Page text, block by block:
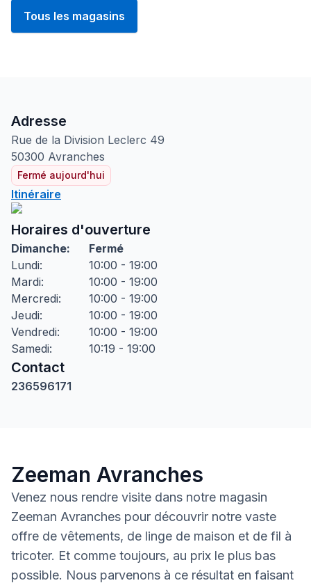
Tous les magasins
Adresse
Rue de la Division Leclerc 49
50300 Avranches
Fermé aujourd'hui
Itinéraire
Horaires d'ouverture
Dimanche:
Fermé
Lundi:
10:00 - 19:00
Mardi:
10:00 - 19:00
Mercredi:
10:00 - 19:00
Jeudi:
10:00 - 19:00
Vendredi:
10:00 - 19:00
Samedi: 10:19 - 19:00
Contact
236596171
Zeeman Avranches
Venez nous rendre visite dans notre magasin
Zeeman Avranches pour découvrir notre vaste
offre de vêtements, de linge de maison et de fil à
tricoter. Et comme toujours, au prix le plus bas
possible. Nous parvenons à ce résultat en faisant